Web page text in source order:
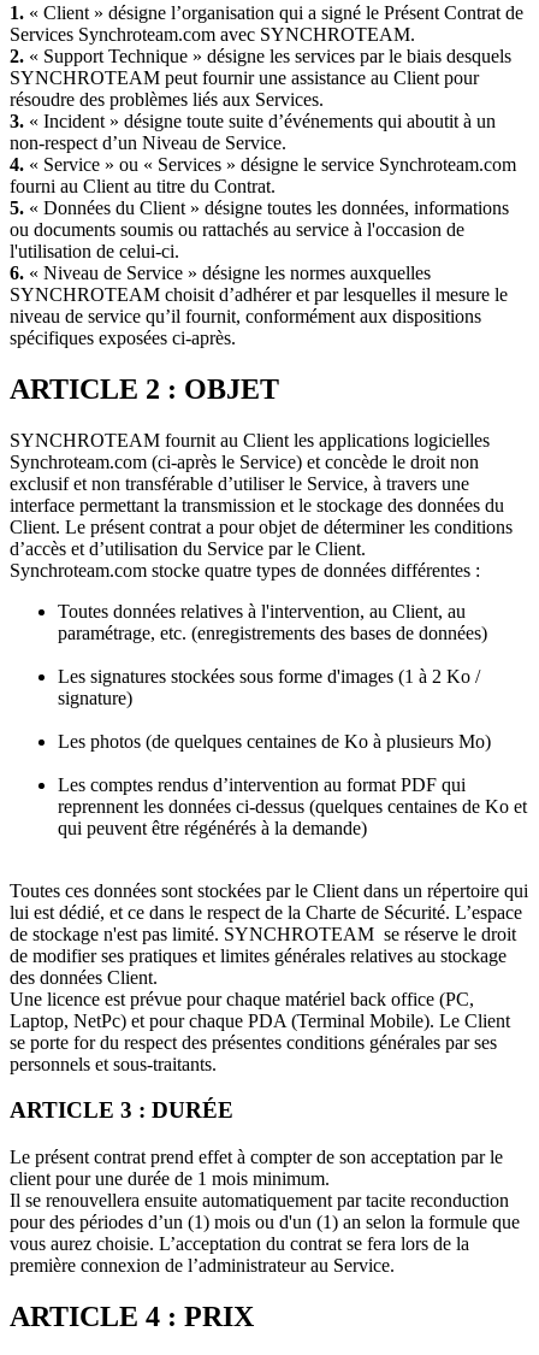
1. « Client » désigne l’organisation qui a signé le Présent Contrat de
Services Synchroteam.com avec SYNCHROTEAM.
2. « Support Technique » désigne les services par le biais desquels
SYNCHROTEAM peut fournir une assistance au Client pour
résoudre des problèmes liés aux Services.
3. « Incident » désigne toute suite d’événements qui aboutit à un
non-respect d’un Niveau de Service.
4. « Service » ou « Services » désigne le service Synchroteam.com
fourni au Client au titre du Contrat.
5. « Données du Client » désigne toutes les données, informations
ou documents soumis ou rattachés au service à l'occasion de
l'utilisation de celui-ci.
6. « Niveau de Service » désigne les normes auxquelles
SYNCHROTEAM choisit d’adhérer et par lesquelles il mesure le
niveau de service qu’il fournit, conformément aux dispositions
spécifiques exposées ci-après.
ARTICLE 2 : OBJET
SYNCHROTEAM fournit au Client les applications logicielles
Synchroteam.com (ci-après le Service) et concède le droit non
exclusif et non transférable d’utiliser le Service, à travers une
interface permettant la transmission et le stockage des données du
Client. Le présent contrat a pour objet de déterminer les conditions
d’accès et d’utilisation du Service par le Client.
Synchroteam.com stocke quatre types de données différentes :
Toutes données relatives à l'intervention, au Client, au
paramétrage, etc. (enregistrements des bases de données)
Les signatures stockées sous forme d'images (1 à 2 Ko /
signature)
Les photos (de quelques centaines de Ko à plusieurs Mo)
Les comptes rendus d’intervention au format PDF qui
reprennent les données ci-dessus (quelques centaines de Ko et
qui peuvent être régénérés à la demande)
Toutes ces données sont stockées par le Client dans un répertoire qui
lui est dédié, et ce dans le respect de la Charte de Sécurité. L’espace
de stockage n'est pas limité. SYNCHROTEAM se réserve le droit
de modifier ses pratiques et limites générales relatives au stockage
des données Client.
Une licence est prévue pour chaque matériel back office (PC,
Laptop, NetPc) et pour chaque PDA (Terminal Mobile). Le Client
se porte for du respect des présentes conditions générales par ses
personnels et sous-traitants.
ARTICLE 3 : DURÉE
Le présent contrat prend effet à compter de son acceptation par le
client pour une durée de 1 mois minimum.
Il se renouvellera ensuite automatiquement par tacite reconduction
pour des périodes d’un (1) mois ou d'un (1) an selon la formule que
vous aurez choisie. L’acceptation du contrat se fera lors de la
première connexion de l’administrateur au Service.
ARTICLE 4 : PRIX